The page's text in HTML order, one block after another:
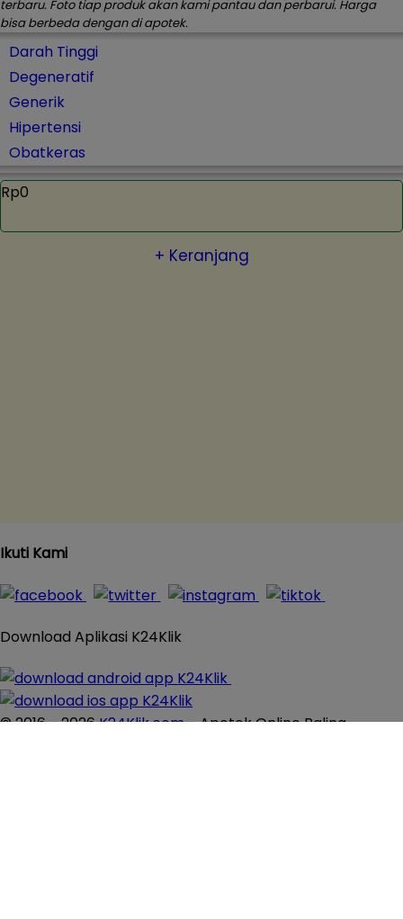
terbaru. Foto tiap produk akan kami pantau dan perbarui. Harga
bisa berbeda dengan di apotek.
Darah Tinggi
Degeneratif
Generik
Hipertensi
Obatkeras
Rp0
+ Keranjang
Ikuti Kami
Download Aplikasi K24Klik
© 2016 - 2026K24Klik.com- Apotek Online Paling